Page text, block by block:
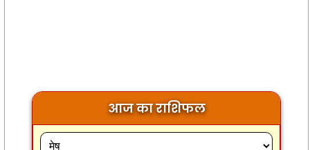
आज का राशिफल